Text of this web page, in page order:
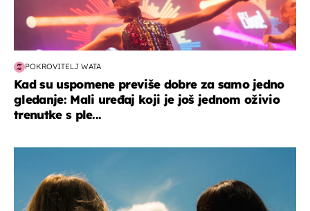
POKROVITELJ WATA
Kad su uspomene previše dobre za samo jedno
gledanje: Mali uređaj koji je još jednom oživio
trenutke s ple...